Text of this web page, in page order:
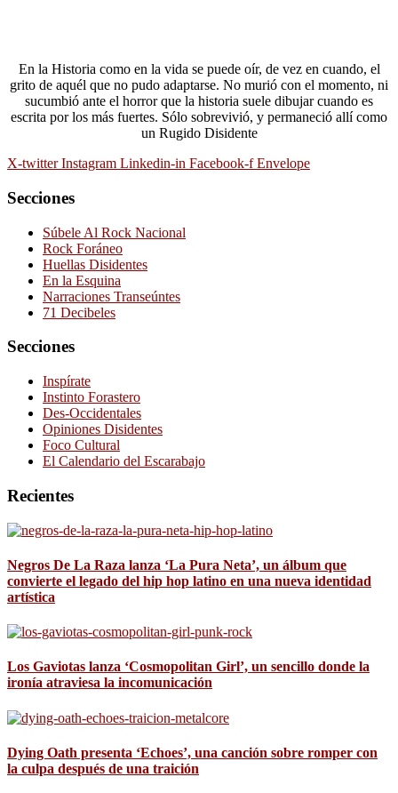
En la Historia como en la vida se puede oír, de vez en cuando, el
grito de aquél que no pudo adaptarse. No murió con el momento, ni
sucumbió ante el horror que la historia suele dibujar cuando es
escrita por los más fuertes. Sólo sobrevivió, y permaneció allí como
un Rugido Disidente
X-twitter Instagram Linkedin-in Facebook-f Envelope
Secciones
Súbele Al Rock Nacional
Rock Foráneo
Huellas Disidentes
En la Esquina
Narraciones Transeúntes
71 Decibeles
Secciones
Inspírate
Instinto Forastero
Des-Occidentales
Opiniones Disidentes
Foco Cultural
El Calendario del Escarabajo
Recientes
Negros De La Raza lanza ‘La Pura Neta’, un álbum que
convierte el legado del hip hop latino en una nueva identidad
artística
Los Gaviotas lanza ‘Cosmopolitan Girl’, un sencillo donde la
ironía atraviesa la incomunicación
Dying Oath presenta ‘Echoes’, una canción sobre romper con
la culpa después de una traición